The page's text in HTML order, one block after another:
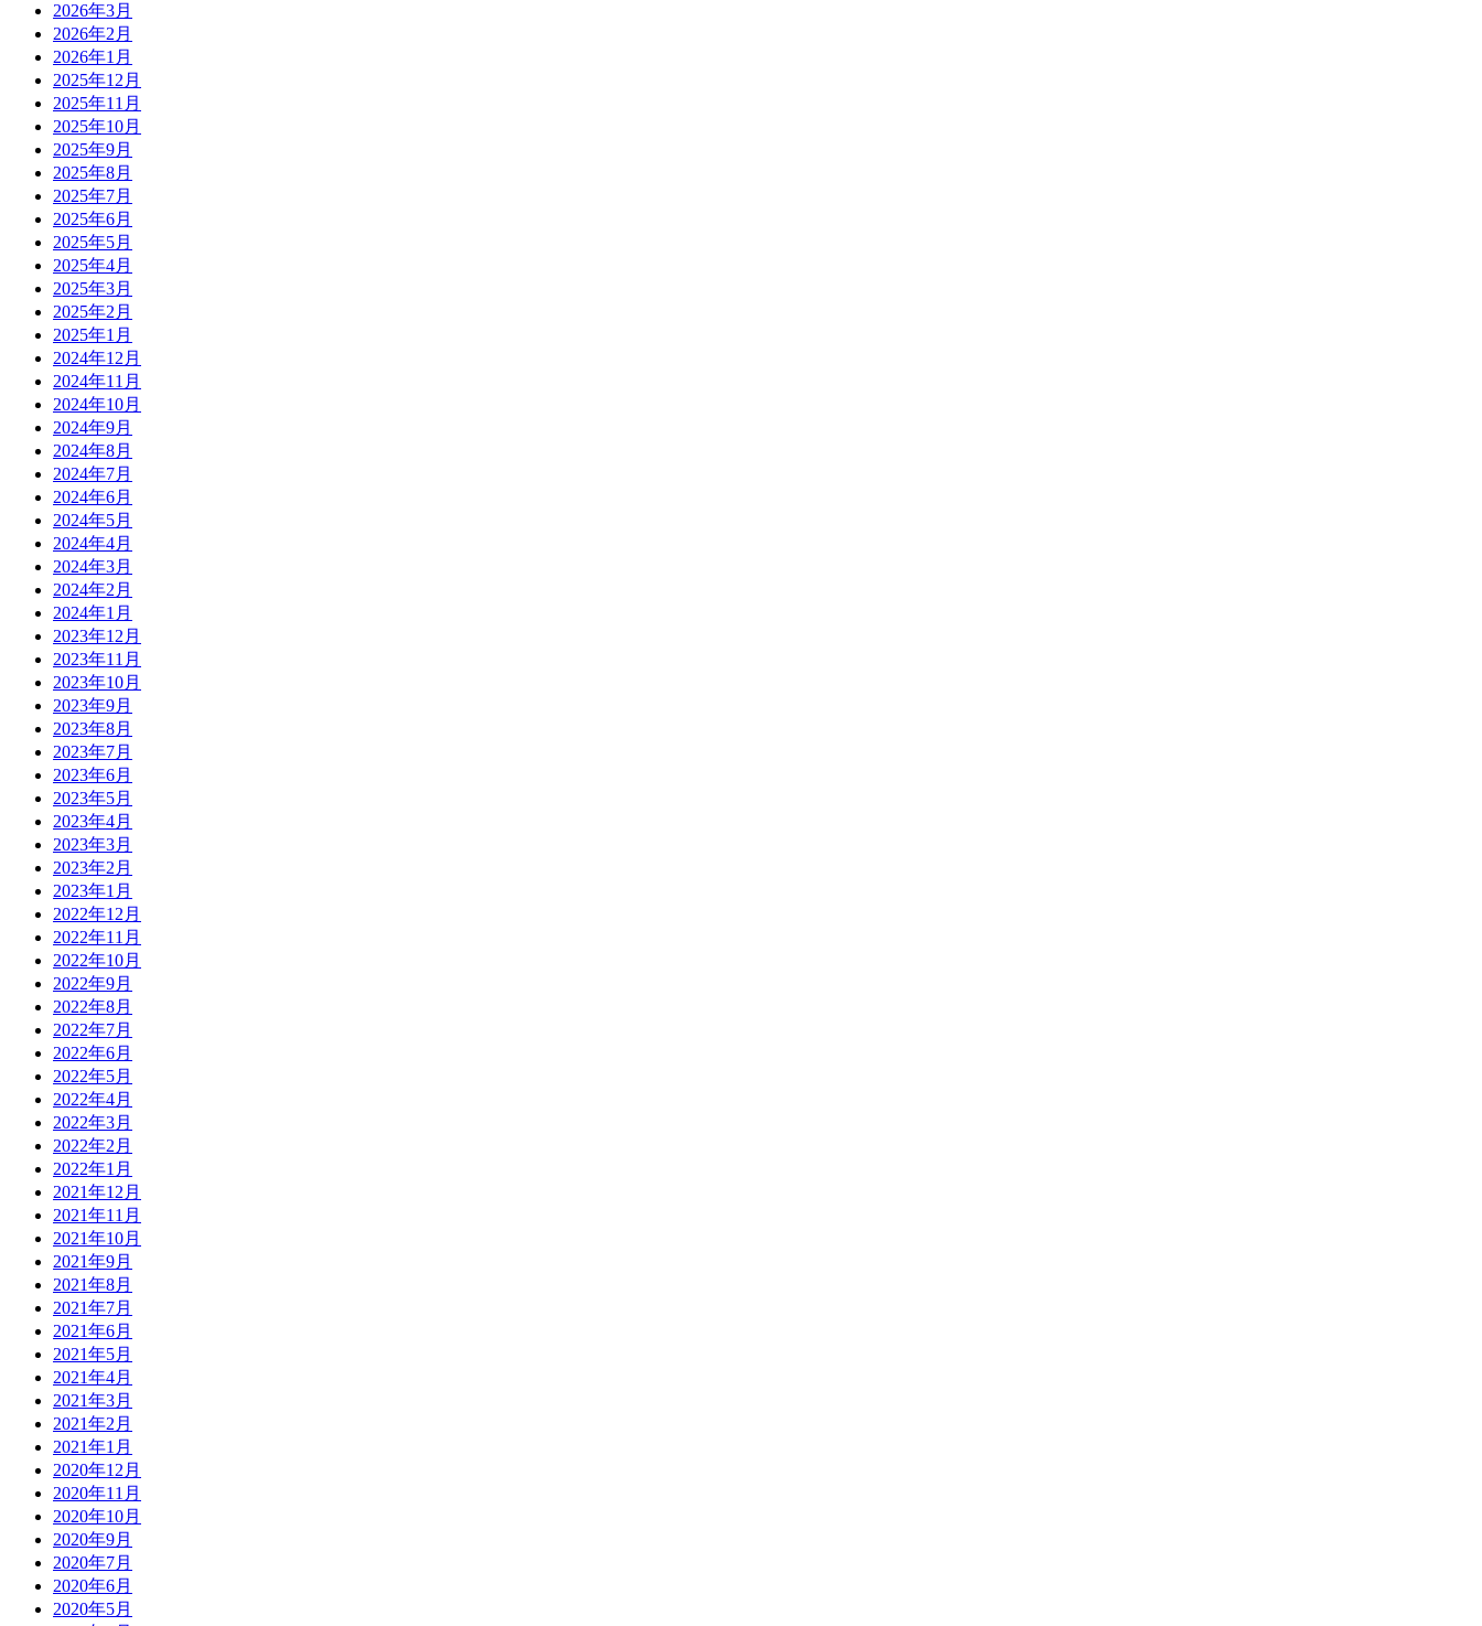
2026年3月
2026年2月
2026年1月
2025年12月
2025年11月
2025年10月
2025年9月
2025年8月
2025年7月
2025年6月
2025年5月
2025年4月
2025年3月
2025年2月
2025年1月
2024年12月
2024年11月
2024年10月
2024年9月
2024年8月
2024年7月
2024年6月
2024年5月
2024年4月
2024年3月
2024年2月
2024年1月
2023年12月
2023年11月
2023年10月
2023年9月
2023年8月
2023年7月
2023年6月
2023年5月
2023年4月
2023年3月
2023年2月
2023年1月
2022年12月
2022年11月
2022年10月
2022年9月
2022年8月
2022年7月
2022年6月
2022年5月
2022年4月
2022年3月
2022年2月
2022年1月
2021年12月
2021年11月
2021年10月
2021年9月
2021年8月
2021年7月
2021年6月
2021年5月
2021年4月
2021年3月
2021年2月
2021年1月
2020年12月
2020年11月
2020年10月
2020年9月
2020年7月
2020年6月
2020年5月